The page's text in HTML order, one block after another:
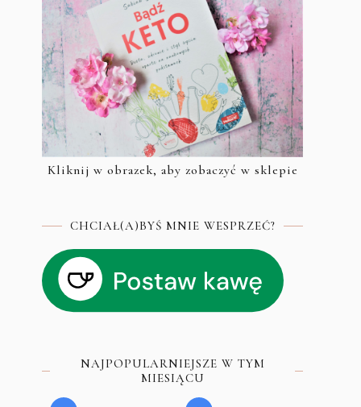
Kliknij w obrazek, aby zobaczyć w sklepie
CHCIAŁ(A)BYŚ MNIE WESPRZEĆ?
NAJPOPULARNIEJSZE W TYM
MIESIĄCU